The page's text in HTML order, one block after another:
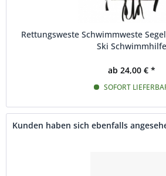
Rettungsweste Schwimmweste
Ski Schwimmhilfe
ab 24,00 € *
SOFORT
Kunden haben sich ebenfalls